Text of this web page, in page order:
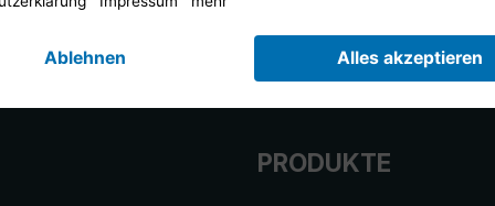
anmelden und 10,-€ Gutschein
PRODUKTE